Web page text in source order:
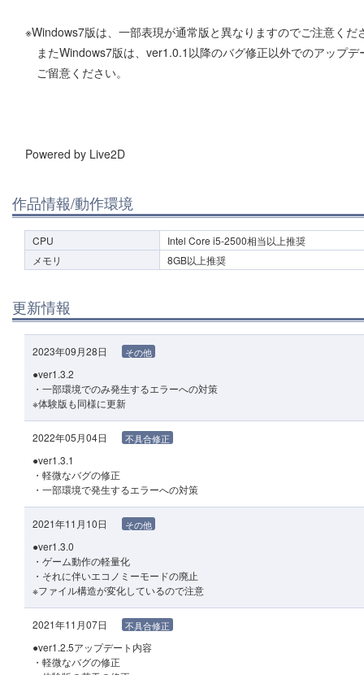
※Windows7版は、一部表現が通常版と異なりますのでご注意くだ
またWindows7版は、ver1.0.1以降のバグ修正以外でのアップデ
ご留意ください。
Powered by Live2D
作品情報/動作環境
CPU
Intel Core i5-2500相当以上推奨
メモリ
8GB以上推奨
更新情報
2023年09月28日 その他
●ver1.3.2
・一部環境でのみ発生するエラーへの対策
※体験版も同様に更新
2022年05月04日 不具合修正
●ver1.3.1
・軽微なバグの修正
・一部環境で発生するエラーへの対策
2021年11月10日 その他
●ver1.3.0
・ゲーム動作の軽量化
・それに伴いエコノミーモードの廃止
※ファイル構造が変化しているので注意
2021年11月07日 不具合修正
●ver1.2.5アップデート内容
・軽微なバグの修正